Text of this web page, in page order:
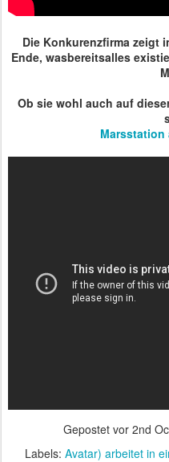
Die Konkurenzfirma zeigt
Ende, wasbereitsalles
Ob sie wohl auch auf
Marsstation
Gepostet vor 2nd
Labels: Avatar) arbeitet in